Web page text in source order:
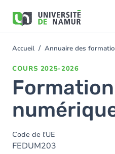
contenu
You
Accueil Annuaire des
COURS 2025-2026
Code de l'UE
FEDUM203